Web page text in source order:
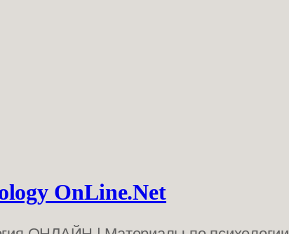
OnLine.Net